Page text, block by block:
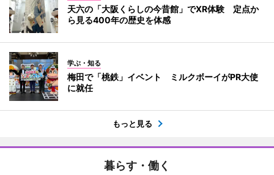
天六の「大阪くらしの今昔館」でXR体験 定点か
ら見る400年の歴史を体感
学ぶ・知る
梅田で「桃鉄」イベント ミルクボーイがPR大使
に就任
もっと見る
暮らす・働く